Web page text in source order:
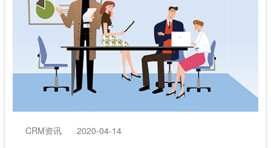
CRM资讯 2020-04-14